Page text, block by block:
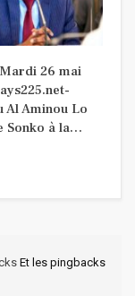
26 mai
Al Aminou Lo
Sonko à la…
Et les pingbacks